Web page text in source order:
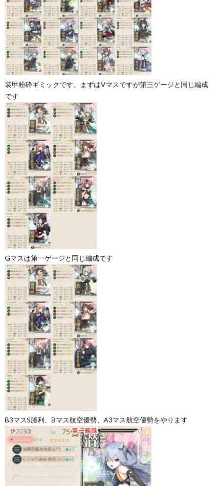
装甲粉砕ギミックです。まずはVマスですが第三ゲージと同じ編成
です
Gマスは第一ゲージと同じ編成です
B3マスS勝利、Bマス航空優勢、A3マス航空優勢をやります